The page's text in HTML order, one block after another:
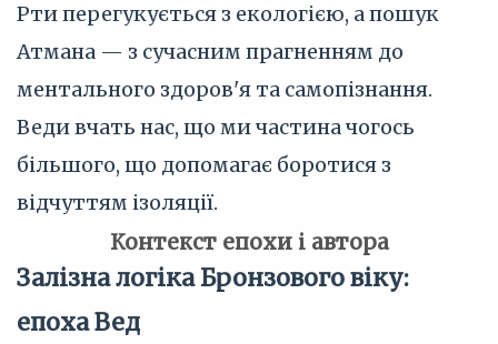
Рти перегукується з екологією, а пошук
Атмана — з сучасним прагненням до
ментального здоров'я та самопізнання.
Веди вчать нас, що ми частина чогось
більшого, що допомагає боротися з
відчуттям ізоляції.
Контекст епохи і автора
Залізна логіка Бронзового віку:
епоха Вед